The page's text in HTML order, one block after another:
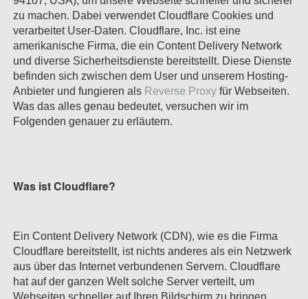
zu machen. Dabei verwendet Cloudflare Cookies und
verarbeitet User-Daten. Cloudflare, Inc. ist eine
amerikanische Firma, die ein Content Delivery Network
und diverse Sicherheitsdienste bereitstellt. Diese Dienste
befinden sich zwischen dem User und unserem Hosting-
Anbieter und fungieren als Reverse Proxy für Webseiten.
Was das alles genau bedeutet, versuchen wir im
Folgenden genauer zu erläutern.
Was ist Cloudflare?
Ein Content Delivery Network (CDN), wie es die Firma
Cloudflare bereitstellt, ist nichts anderes als ein Netzwerk
aus über das Internet verbundenen Servern. Cloudflare
hat auf der ganzen Welt solche Server verteilt, um
Webseiten schneller auf Ihren Bildschirm zu bringen.